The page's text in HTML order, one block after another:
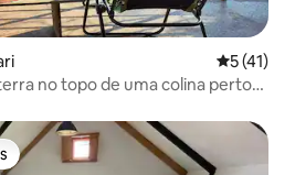
5 de uma
5 (41)
no topo de uma colina perto